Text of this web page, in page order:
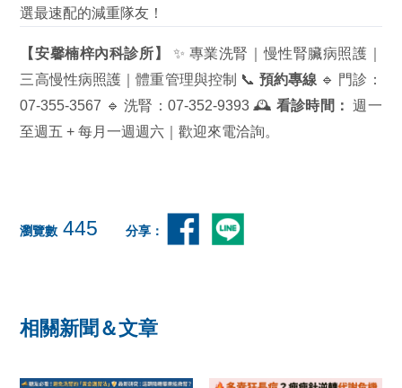
選最速配的減重隊友！
【安馨楠梓內科診所】
✨ 專業洗腎｜慢性腎臟病照護｜
三高慢性病照護｜體重管理與控制 📞 預約專線 🔹 門診：
07-355-3567 🔹 洗腎：07-352-9393 🕰️ 看診時間： 週一
至週五 + 每月一週週六｜歡迎來電洽詢。
瀏覽數 445 分享：
相關新聞＆文章